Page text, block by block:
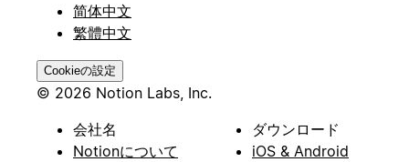
简体中文
繁體中文
Cookieの設定
© 2026 Notion Labs, Inc.
会社名
Notionについて
ダウンロード
iOS & Android